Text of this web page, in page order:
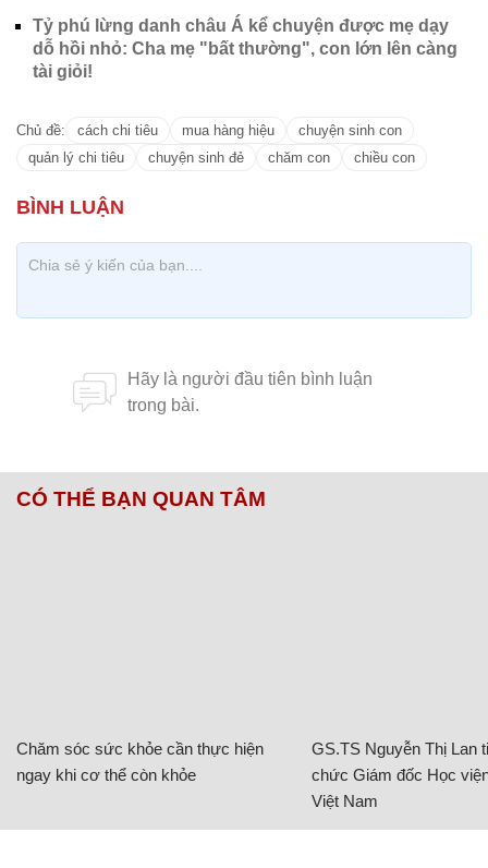
Tỷ phú lừng danh châu Á kể chuyện được mẹ dạy
dỗ hồi nhỏ: Cha mẹ "bất thường", con lớn lên càng
tài giỏi!
Chủ đề: cách chi tiêu mua hàng hiệu
chuyện sinh con
quản lý chi tiêu
chuyện sinh đẻ chăm con chiều con
CÓ THỂ BẠN QUAN TÂM
Chăm sóc sức khỏe cần thực hiện
ngay khi cơ thể còn khỏe
GS.TS Nguyễn Thị Lan
chức Giám đốc Học
Việt Nam